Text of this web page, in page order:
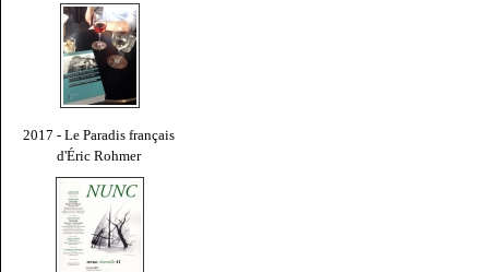
2017 - Le Paradis français
d'Éric Rohmer